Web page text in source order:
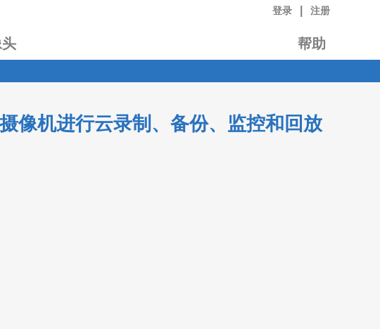
登录 注册
帮助
像机进行云录制、备份、监控和回放